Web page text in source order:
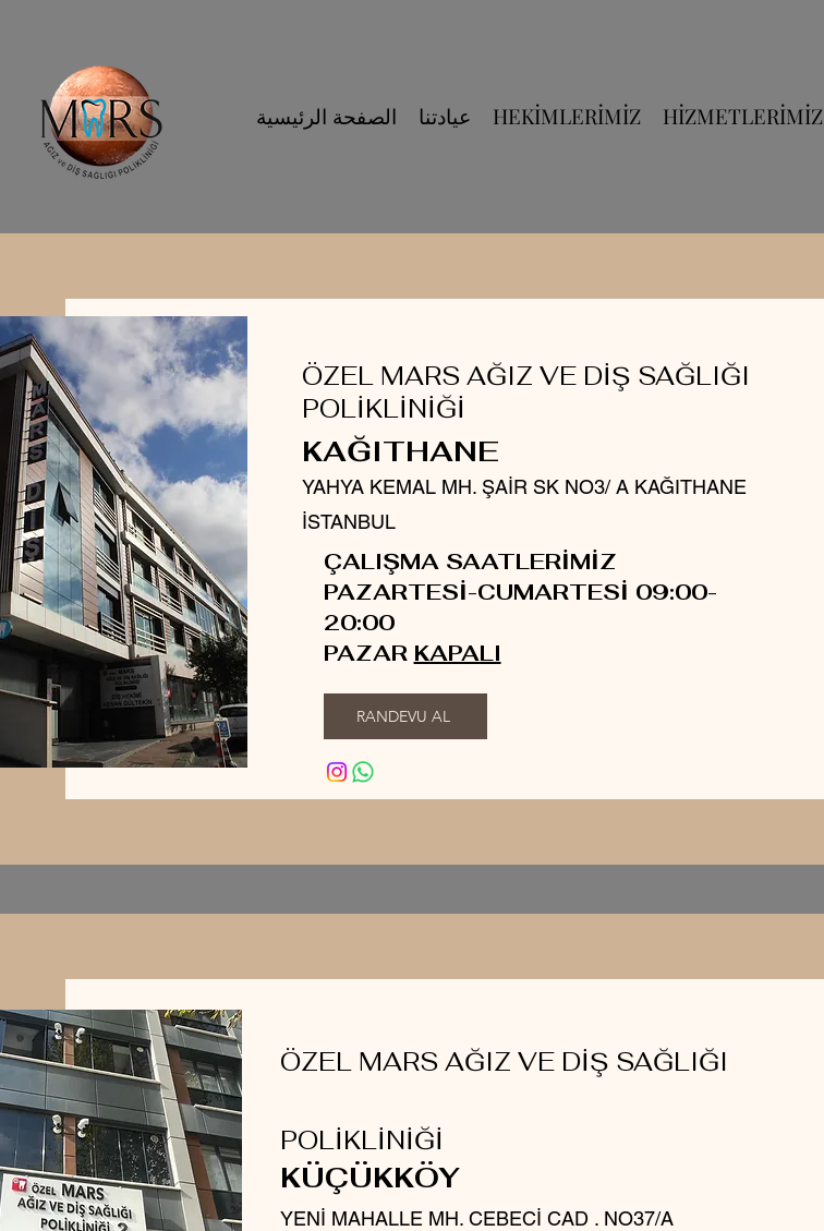
الصفحة الرئيسية عيادتنا HEKİMLERİMİZ HİZMETLERİMİZ
ÖZEL MARS AĞIZ VE DİŞ SAĞLIĞI
POLİKLİNİĞİ
KAĞITHANE
YAHYA KEMAL MH. ŞAİR SK NO3/ A KAĞITHANE
İSTANBUL
ÇALIŞMA SAATLERİMİZ
PAZARTESİ-CUMARTESİ 09:00-
20:00
PAZAR KAPALI
RANDEVU AL
ÖZEL MARS AĞIZ VE DİŞ SAĞLIĞI
POLİKLİNİĞİ
KÜÇÜKKÖY
YENİ MAHALLE MH. CEBECİ CAD . NO37/A